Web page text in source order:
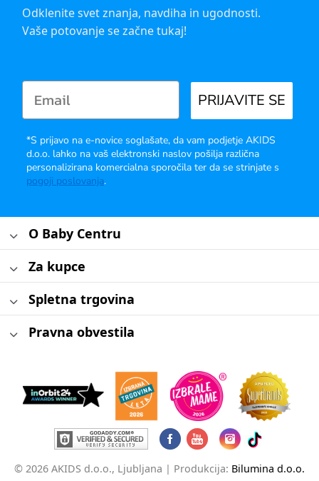
Odklenite svet znanja, navdiha in ugodnosti.
Vaše potovanje se začne tukaj!
PRIJAVITE SE
*S prijavo na e-novice soglašate, da vam podjetje AKIDS
d.o.o. lahko na vaš elektronski naslov pošilja različna
personalizirana komercialna sporočila ter da se strinjate s
pogoji poslovanja.
O Baby Centru
Za kupce
Spletna trgovina
Pravna obvestila
© 2026 AKIDS d.o.o., Ljubljana | Produkcija: Bilumina d.o.o.